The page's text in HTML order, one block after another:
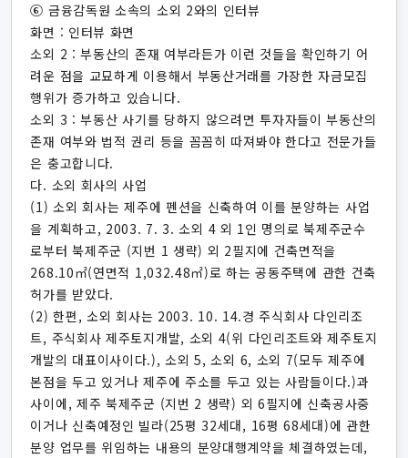
⑥ 금융감독원 소속의 소외 2와의 인터뷰
화면 : 인터뷰 화면
소외 2 : 부동산의 존재 여부라든가 이런 것들을 확인하기 어
려운 점을 교묘하게 이용해서 부동산거래를 가장한 자금모집
행위가 증가하고 있습니다.
소외 3 : 부동산 사기를 당하지 않으려면 투자자들이 부동산의
존재 여부와 법적 권리 등을 꼼꼼히 따져봐야 한다고 전문가들
은 충고합니다.
다. 소외 회사의 사업
(1) 소외 회사는 제주에 펜션을 신축하여 이를 분양하는 사업
을 계획하고, 2003. 7. 3. 소외 4 외 1인 명의로 북제주군수
로부터 북제주군 (지번 1 생략) 외 2필지에 건축면적을
268.10㎡(연면적 1,032.48㎡)로 하는 공동주택에 관한 건축
허가를 받았다.
(2) 한편, 소외 회사는 2003. 10. 14.경 주식회사 다인리조
트, 주식회사 제주토지개발, 소외 4(위 다인리조트와 제주토지
개발의 대표이사이다.), 소외 5, 소외 6, 소외 7(모두 제주에
본점을 두고 있거나 제주에 주소를 두고 있는 사람들이다.)과
사이에, 제주 북제주군 (지번 2 생략) 외 6필지에 신축공사중
이거나 신축예정인 빌라(25평 32세대, 16평 68세대)에 관한
분양 업무를 위임하는 내용의 분양대행계약을 체결하였는데,